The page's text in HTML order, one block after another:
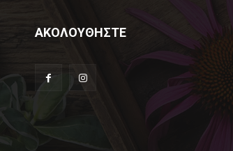
ΑΚΟΛΟΥΘΗΣΤΕ